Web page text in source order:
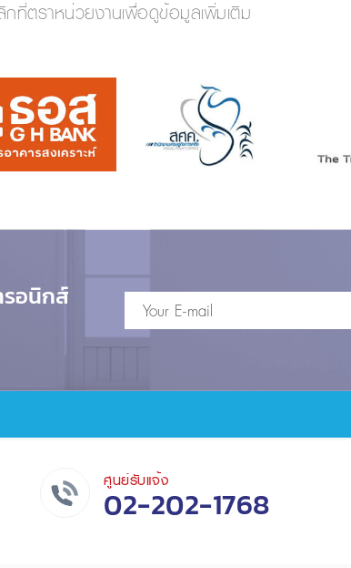
ที่ตราหน่วยงานเพื่อดูข้อมูลเพิ่มเติม
อนิกส์
ศูนย์รับแจ้ง
02-202-1768